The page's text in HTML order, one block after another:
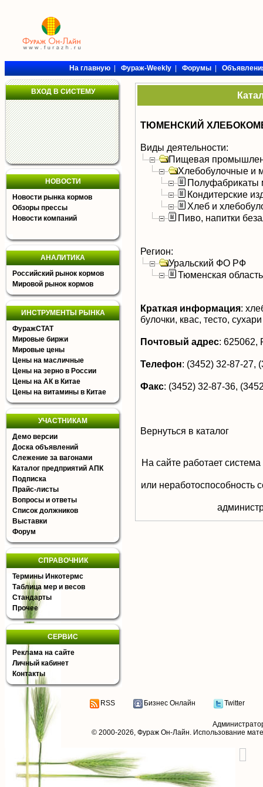
На главную|Фураж-Weekly|Форумы|
ВХОД В СИСТЕМУ
НОВОСТИ
Новости рынка кормов
Обзоры прессы
Новости компаний
АНАЛИТИКА
Российский рынок кормов
Мировой рынок кормов
ИНСТРУМЕНТЫ РЫНКА
ФуражСТАТ
Мировые биржи
Мировые цены
Цены на масличные
Цены на зерно в России
Цены на АК в Китае
Цены на витамины в Китае
УЧАСТНИКАМ
Демо версии
Доска объявлений
Слежение за вагонами
Каталог предприятий АПК
Подписка
Прайс-листы
Вопросы и ответы
Список должников
Выставки
Форум
СПРАВОЧНИК
Термины Инкотермс
Таблица мер и весов
Стандарты
Прочее
СЕРВИС
Реклама на сайте
Личный кабинет
Контакты
ТЮМЕНСКИЙ
Виды деятельности:
Пищевая
Хлебобулочные и
Полуфабрикаты
Кондитерские
Хлеб и
Пиво, напитки
Регион:
Уральский ФО РФ
Тюменская область
Краткая информация:
булочки, квас, тесто,
Почтовый адрес: 625062,
Телефон: (3452) 32-87-27,
Факс: (3452) 32-87-36,
Вернуться в каталог
На сайте работает
или неработоспособность
RSS Бизнес Онлайн Twitter
© 2000-2026, Фураж Он-Лайн. Использование